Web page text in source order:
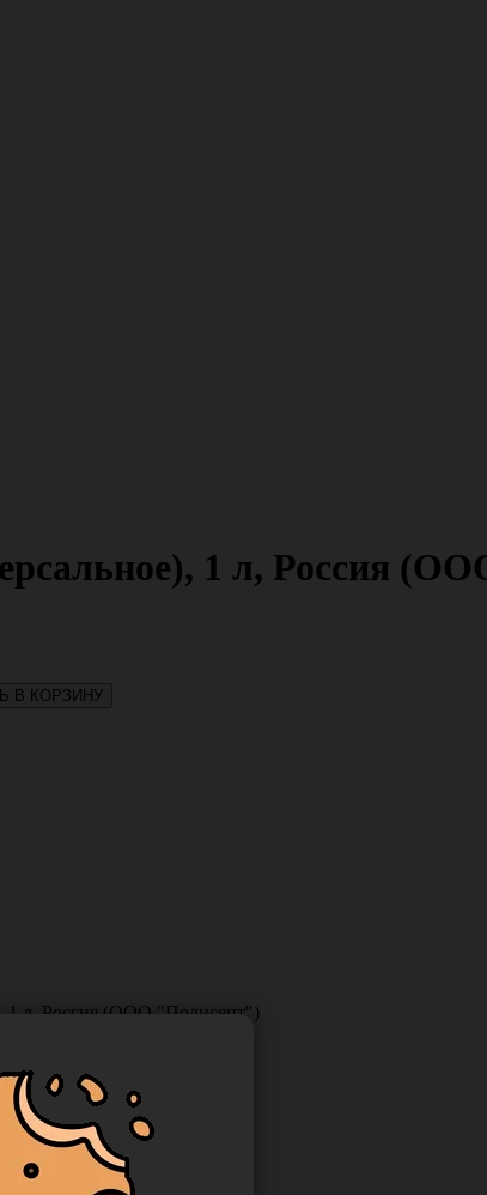
1 л, Россия
В КОРЗИНУ
1 л, Россия (ООО "Полисепт")